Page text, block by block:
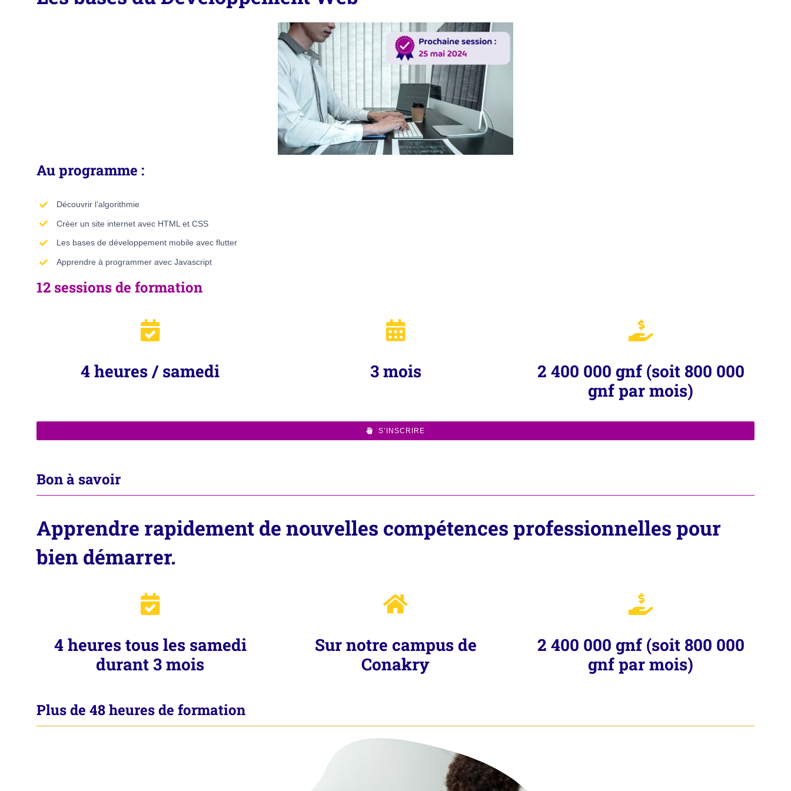
Au programme :
Découvrir l’algorithmie
Créer un site internet avec HTML et CSS
Les bases de développement mobile avec flutter
Apprendre à programmer avec Javascript
12 sessions de formation
4 heures / samedi 3 mois
2 400 000 gnf (soit 800 000
gnf par mois)
S’INSCRIRE
Bon à savoir
Apprendre rapidement de nouvelles compétences professionnelles pour
bien démarrer.
4 heures tous les samedi
durant 3 mois
Sur notre campus de
Conakry
2 400 000 gnf (soit 800 000
gnf par mois)
Plus de 48 heures de formation